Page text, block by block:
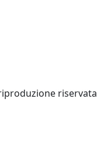
riservata